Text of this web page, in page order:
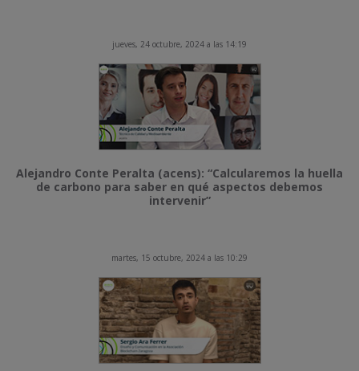
jueves, 24 octubre, 2024 a las 14:19
Alejandro Conte Peralta (acens): “Calcularemos la huella
de carbono para saber en qué aspectos debemos
intervenir”
martes, 15 octubre, 2024 a las 10:29